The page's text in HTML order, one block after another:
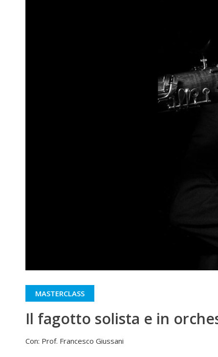
MASTERCLASS
Il fagotto solista e in
Con: Prof. Francesco Giussani